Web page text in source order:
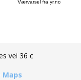
Værvarsel fra yr.no
vei 36 c
Maps